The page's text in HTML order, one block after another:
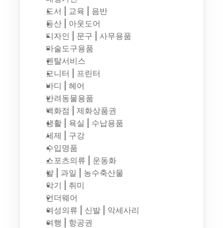
도서 | 교육 | 음반
등산 | 아웃도어
디자인 | 문구 | 사무용품
마술도구용품
렌탈서비스
모니터 | 프린터
바디 | 헤어
반려동물용품
백화점 | 제화상품권
생활 | 욕실 | 수납용품
세제 | 구강
수입명품
스포츠의류 | 운동화
쌀 | 과일 | 농수축산물
악기 | 취미
언더웨어
여성의류 | 신발 | 악세사리
여행 | 항공권